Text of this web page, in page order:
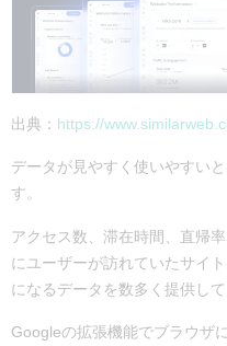
出典： https://
データが見やすく使いやすい
す。
アクセス数、滞在時間、直帰
にユーザーが訪れていたサイ
になるデータを数多く提供して
Googleの拡張機能でブラウザ